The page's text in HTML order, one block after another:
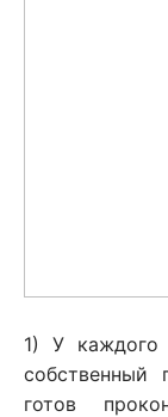
1) У каждого
собственный
готов